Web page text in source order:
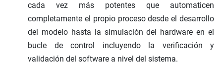
cada vez más potentes que automaticen
completamente el propio proceso desde el desarrollo
del modelo hasta la simulación del hardware en el
bucle de control incluyendo la verificación y
validación del software a nivel del sistema.